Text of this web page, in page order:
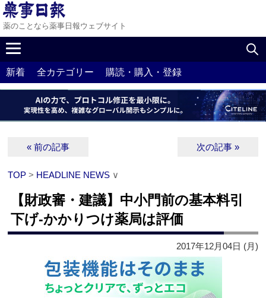
薬のことなら薬事日報ウェブサイト
新着 全カテゴリー 購読・購入・登録
« 前の記事 次の記事 »
TOP > HEADLINE NEWS ∨
【財政審・建議】中小門前の基本料引
下げ‐かかりつけ薬局は評価
2017年12月04日 (月)